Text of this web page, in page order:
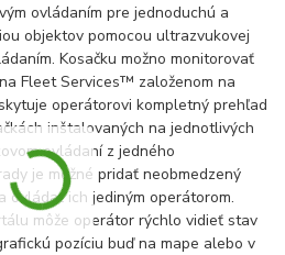
ovládaním pre jednoduchú a
objektov pomocou ultrazvukovej
Kosačku možno monitorovať
Fleet Services™ založenom na
operátorovi kompletný prehľad
inštalovaných na jednotlivých
ovládaní z jedného
je možné pridať neobmedzený
ovládať ich jediným operátorom.
môže operátor rýchlo vidieť stav
pozíciu buď na mape alebo v